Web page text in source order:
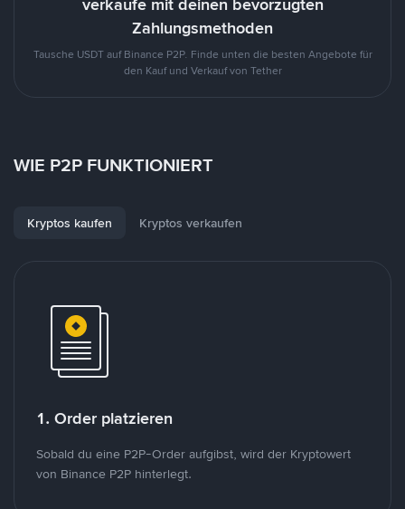
verkaufe mit deinen bevorzugten
Zahlungsmethoden
Tausche USDT auf Binance P2P. Finde unten die besten Angebote für
den Kauf und Verkauf von Tether
WIE P2P FUNKTIONIERT
Kryptos kaufen Kryptos verkaufen
1. Order platzieren
Sobald du eine P2P-Order aufgibst, wird der Kryptowert
von Binance P2P hinterlegt.